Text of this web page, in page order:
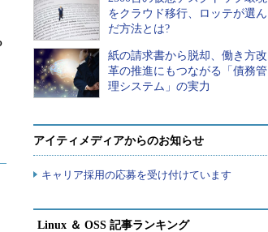
をクラウド移行、ロッテが選ん
だ方法とは?
紙の請求書から脱却、働き方改
革の推進にもつながる「債務管
理システム」の実力
アイティメディアからのお知らせ
キャリア採用の応募を受け付けています
Linux ＆ OSS 記事ランキング